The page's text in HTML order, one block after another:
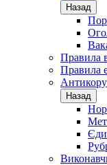
Назад
Правила
Правила
Назад